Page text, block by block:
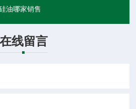
油哪家销售
在线留言